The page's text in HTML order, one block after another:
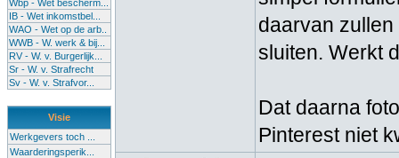
Wbp - Wet bescherm...
IB - Wet inkomstbel...
WAO - Wet op de arb..
WWB - W. werk & bij...
RV - W. v. Burgerlijk...
Sr - W. v. Strafrecht
Sv - W. v. Strafvor...
Visie
Werkgevers toch ...
Waarderingsperik...
daarvan
sluiten. Werkt
Dat daarna
Pinterest niet